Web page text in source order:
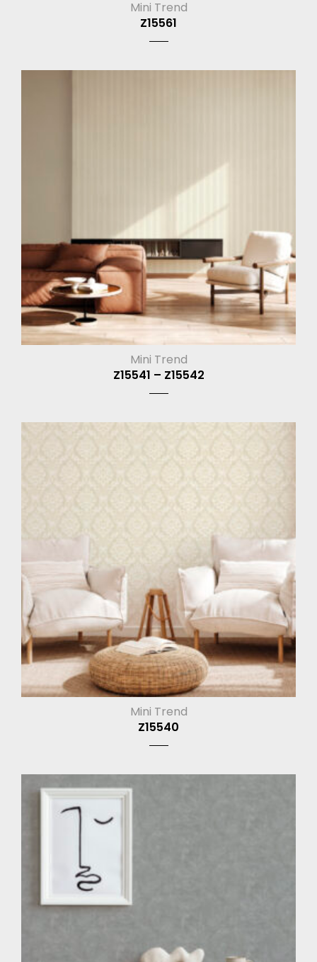
Mini Trend
Z15561
Mini Trend
Z15541 – Z15542
Mini Trend
Z15540